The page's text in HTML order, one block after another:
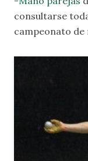
consultarse
campeonato de